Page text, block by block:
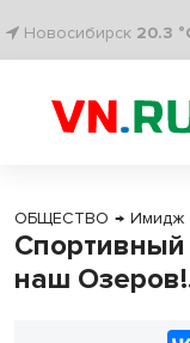
Новосибирск 20.3
ОБЩЕСТВО → Имидж
наш